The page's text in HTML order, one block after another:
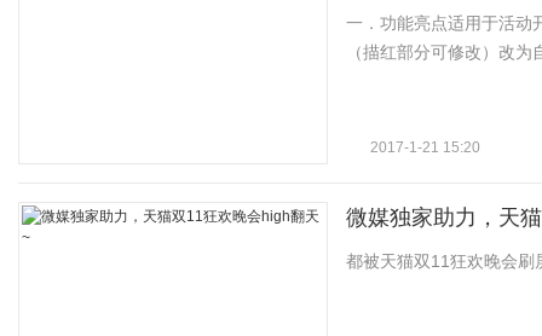
一．功能亮点适用于活动
（描红部分可修改）改
2017-1-21 15:20
微媒独家助力，天
都被天猫双11狂欢晚会刷